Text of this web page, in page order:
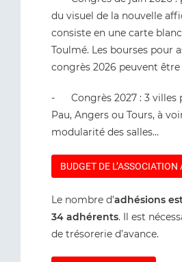
du visuel de la nouvelle
consiste en une carte
Toulmé. Les bourses pour
congrès 2026 peuvent être
- Congrès 2027 : 3 villes
Pau, Angers ou Tours, à
modularité des salles…
BUDGET DE
Le nombre d’adhésions
34 adhérents. Il est
de trésorerie d’avance.